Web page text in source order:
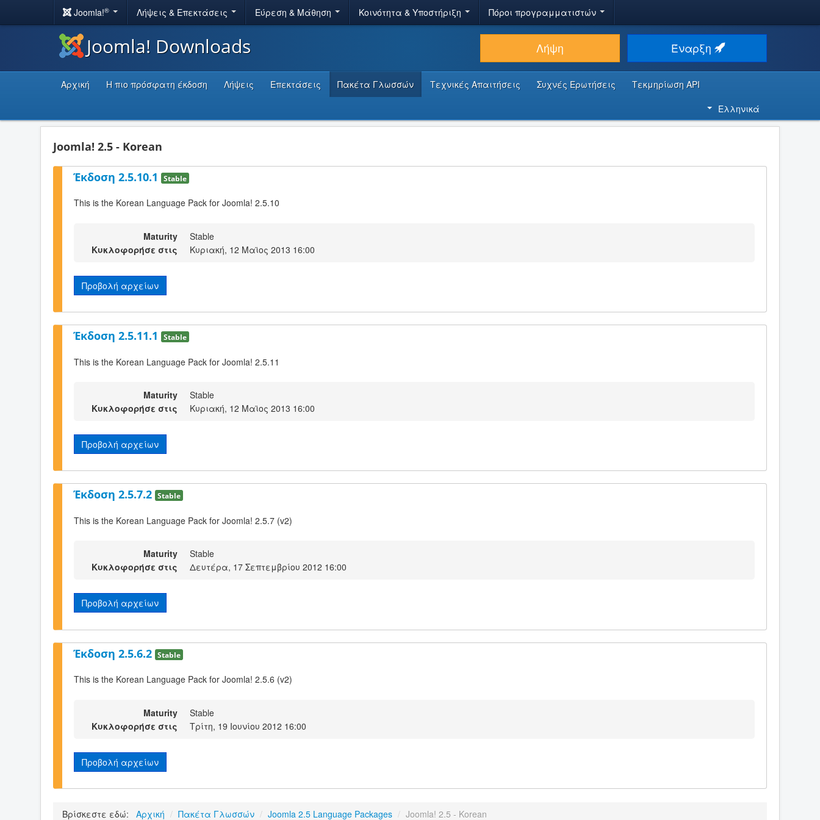
Joomla!® Λήψεις & Επεκτάσεις Εύρεση & Μάθηση Κοινότητα & Υποστήριξη Πόροι προγραμματιστών
Joomla! Downloads Λήψη Έναρξη
Αρχική Η πιο πρόσφατη έκδοση Λήψεις Επεκτάσεις Πακέτα Γλωσσών Τεχνικές Απαιτήσεις Συχνές Ερωτήσεις
Τεκμηρίωση API
Ελληνικά
Joomla! 2.5 - Korean
Έκδοση 2.5.10.1 Stable
This is the Korean Language Pack for Joomla! 2.5.10
Maturity
Stable
Κυκλοφορήσε στις
Κυριακή, 12 Μαϊος 2013 16:00
Προβολή αρχείων
Έκδοση 2.5.11.1 Stable
This is the Korean Language Pack for Joomla! 2.5.11
Maturity
Stable
Κυκλοφορήσε στις
Κυριακή, 12 Μαϊος 2013 16:00
Προβολή αρχείων
Έκδοση 2.5.7.2 Stable
This is the Korean Language Pack for Joomla! 2.5.7 (v2)
Maturity
Stable
Κυκλοφορήσε στις
Δευτέρα, 17 Σεπτεμβρίου 2012 16:00
Προβολή αρχείων
Έκδοση 2.5.6.2 Stable
This is the Korean Language Pack for Joomla! 2.5.6 (v2)
Maturity
Stable
Κυκλοφορήσε στις
Τρίτη, 19 Ιουνίου 2012 16:00
Προβολή αρχείων
Βρίσκεστε εδώ: Αρχική / Πακέτα Γλωσσών / Joomla 2.5 Language Packages / Joomla! 2.5 - Korean